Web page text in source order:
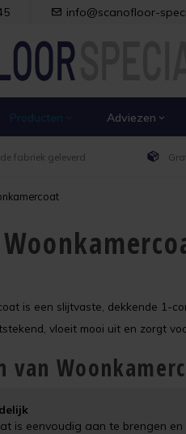
info@scanofloor-
Adviezen
fabriek geleverd
is een slijtvaste, dekkende 1-
vloeit mooi uit en zorgt
van
is eenvoudig aan te brengen